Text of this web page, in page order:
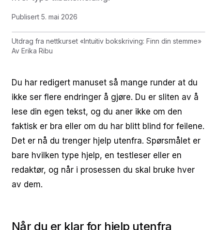
Publisert 5. mai 2026
Utdrag fra nettkurset «Intuitiv bokskriving: Finn din stemme»
Av Erika Ribu
Du har redigert manuset så mange runder at du
ikke ser flere endringer å gjøre. Du er sliten av å
lese din egen tekst, og du aner ikke om den
faktisk er bra eller om du har blitt blind for feilene.
Det er nå du trenger hjelp utenfra. Spørsmålet er
bare hvilken type hjelp, en testleser eller en
redaktør, og når i prosessen du skal bruke hver
av dem.
Når du er klar for hjelp utenfra